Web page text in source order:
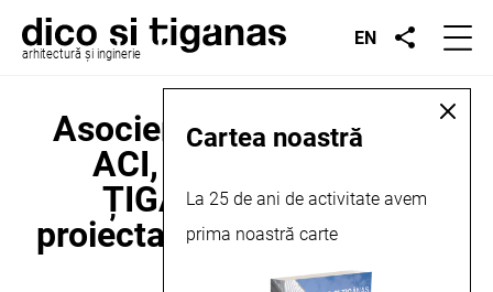
arhitectură și inginerie
EN
Asocierea dintre CON-A,
ACI, NISAL, DICO și
ȚIGÃNAȘ birou de
proiectare, câștigă premiul
AGIR 2018
Cartea noastră
La 25 de ani de activitate avem
prima noastră carte